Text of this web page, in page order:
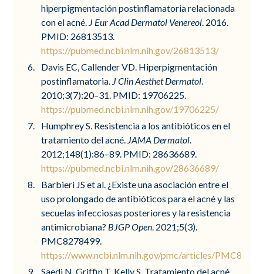
hiperpigmentación postinflamatoria relacionada
con el acné. J Eur Acad Dermatol Venereol . 2016.
PMID: 26813513.
https://pubmed.ncbi.nlm.nih.gov/26813513/
Davis EC, Callender VD. Hiperpigmentación
postinflamatoria. J Clin Aesthet Dermatol
2010;3(7):20–31. PMID: 19706225.
https://pubmed.ncbi.nlm.nih.gov/19706225/
Humphrey S. Resistencia a los antibióticos en el
tratamiento del acné. JAMA Dermatol
2012;148(1):86–89. PMID: 28636689.
https://pubmed.ncbi.nlm.nih.gov/28636689/
Barbieri JS et al. ¿Existe una asociación entre el
uso prolongado de antibióticos para el acné y las
secuelas infecciosas posteriores y la resistencia
antimicrobiana? BJGP Open . 2021;5(3).
PMC8278499.
https://www.ncbi.nlm.nih.gov/pmc/articles/
Saedi N, Griffin T, Kelly S. Tratamiento del acné